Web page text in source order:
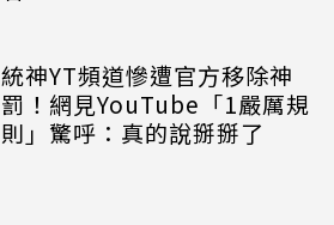
統神YT頻道慘遭官方移除神
罰！網見YouTube「1嚴厲規
則」驚呼：真的說掰掰了